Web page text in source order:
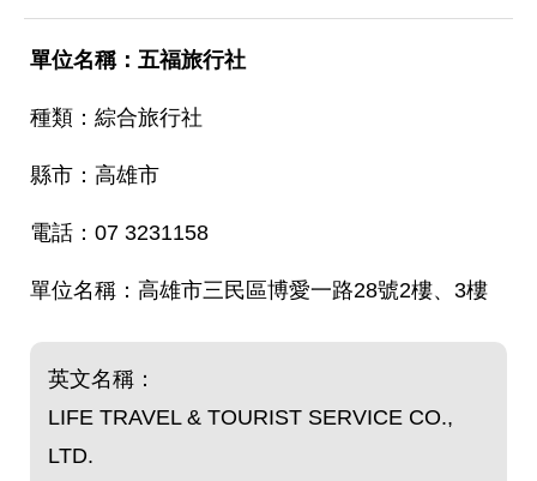
五福旅行社
綜合旅行社
高雄市
07 3231158
高雄市三民區博愛一路28號2樓、3樓
英文名稱：
LIFE TRAVEL & TOURIST SERVICE CO.,
LTD.